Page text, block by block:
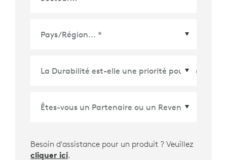
Pays/Région*
Besoin d'assistance pour un produit ? Veuillez
cliquer ici.